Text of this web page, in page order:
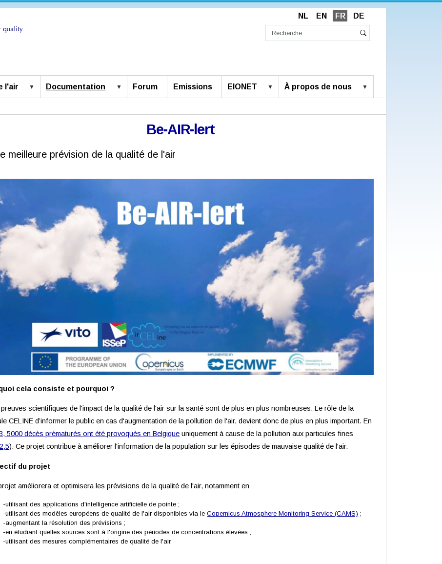
NL EN FR DE
l'air Documentation Forum Emissions EIONET À propos de nous
Be-AIR-lert
meilleure prévision de la qualité de l'air
cela consiste et pourquoi ?
scientifiques de l'impact de la qualité de l'air sur la santé sont de plus en plus nombreuses. Le rôle de la
CELINE d’informer le public en cas d'augmentation de la pollution de l'air, devient donc de plus en plus important. En
5000 décès prématurés ont été provoqués en Belgique uniquement à cause de la pollution aux particules fines
). Ce projet contribue à améliorer l'information de la population sur les épisodes de mauvaise qualité de l'air.
du projet
améliorera et optimisera les prévisions de la qualité de l'air, notamment en
-utilisant des applications d'intelligence artificielle de pointe ;
-utilisant des modèles européens de qualité de l'air disponibles via leCopernicus Atmosphere Monitoring Service (CAMS) ;
-augmentant la résolution des prévisions ;
-en étudiant quelles sources sont à l'origine des périodes de concentrations élevées ;
-utilisant des mesures complémentaires de qualité de l'air.